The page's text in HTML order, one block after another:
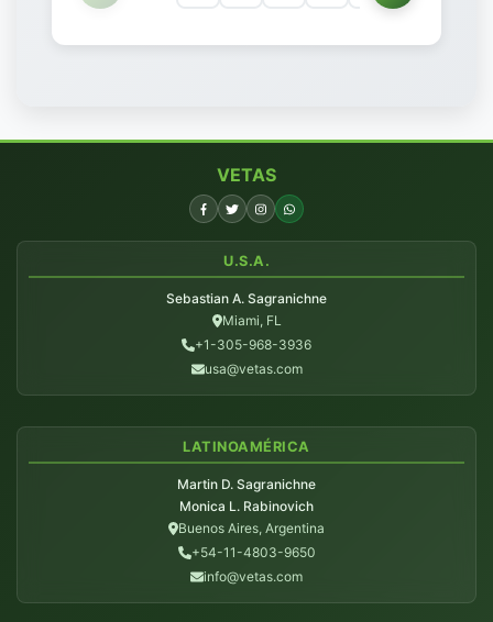
VETAS
U.S.A.
Sebastian A. Sagranichne
Miami, FL
+1-305-968-3936
usa@vetas.com
LATINOAMÉRICA
Martin D. Sagranichne
Monica L. Rabinovich
Buenos Aires, Argentina
+54-11-4803-9650
info@vetas.com